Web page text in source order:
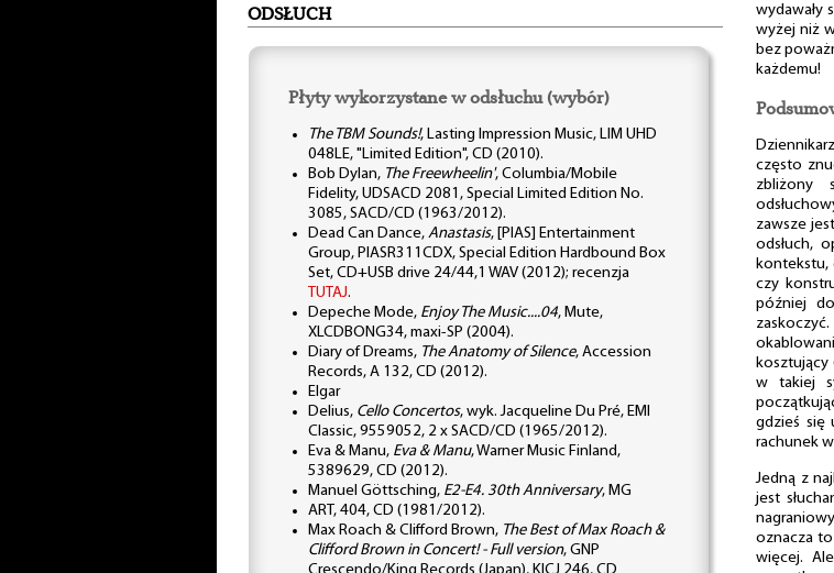
ODSŁUCH
Płyty wykorzystane w odsłuchu (wybór)
The TBM Sounds!, Lasting Impression Music, LIM UHD
048LE, "Limited Edition", CD (2010).
Bob Dylan, The Freewheelin', Columbia/Mobile
Fidelity, UDSACD 2081, Special Limited Edition No.
3085, SACD/CD (1963/2012).
Dead Can Dance, Anastasis, [PIAS] Entertainment
Group, PIASR311CDX, Special Edition Hardbound Box
Set, CD+USB drive 24/44,1 WAV (2012); recenzja
TUTAJ.
Depeche Mode, Enjoy The Music....04, Mute,
XLCDBONG34, maxi-SP (2004).
Diary of Dreams, The Anatomy of Silence, Accession
Records, A 132, CD (2012).
Elgar
Delius, Cello Concertos, wyk. Jacqueline Du Pré, EMI
Classic, 9559052, 2 x SACD/CD (1965/2012).
Eva & Manu, Eva & Manu, Warner Music Finland,
5389629, CD (2012).
Manuel Göttsching, E2-E4. 30th Anniversary, MG
ART, 404, CD (1981/2012).
Max Roach & Clifford Brown, The Best of Max Roach &
Clifford Brown in Concert! - Full version, GNP
wydawały
wyżej niż
bez
każdemu!
często
zbliżony
zawsze
odsłuch,
kontekstu,
czy
później
kosztujący
w takiej
gdzieś się
rachunek
Jedną z
jest
oznacza to
więcej.